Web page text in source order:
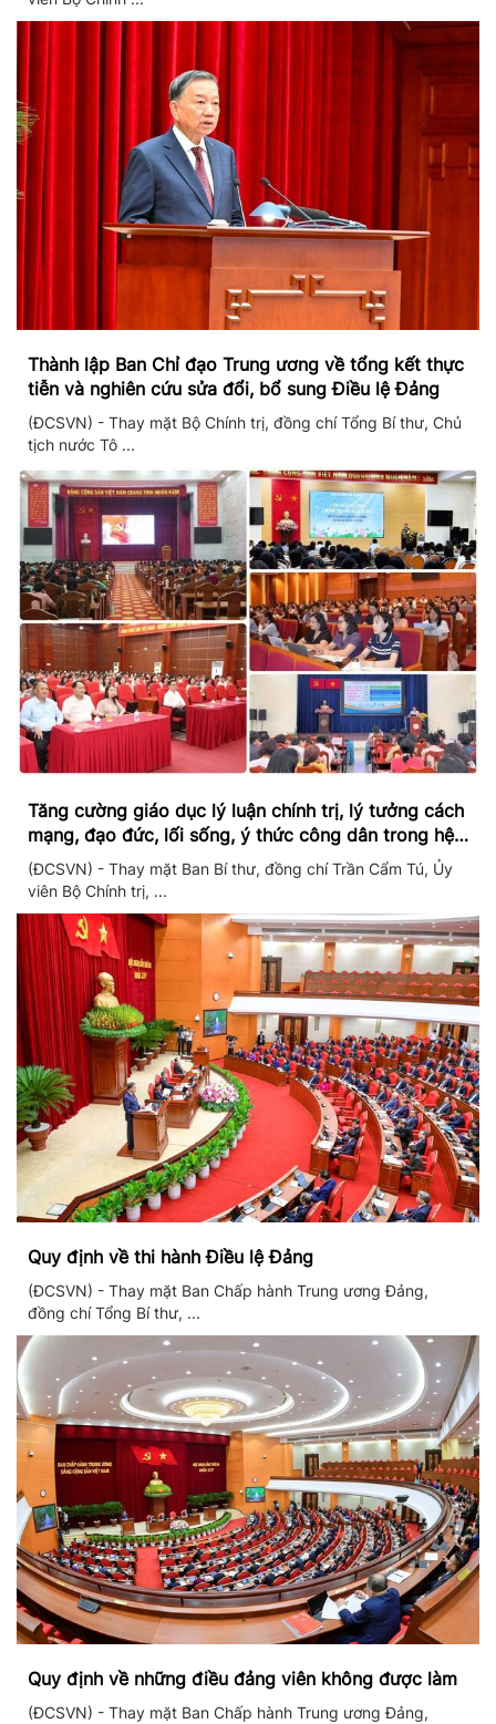
Thành lập Ban Chỉ đạo Trung ương về tổng kết thực
tiễn và nghiên cứu sửa đổi, bổ sung Điều lệ Đảng
(ĐCSVN) - Thay mặt Bộ Chính trị, đồng chí Tổng Bí thư, Chủ
tịch nước Tô ...
Tăng cường giáo dục lý luận chính trị, lý tưởng cách
mạng, đạo đức, lối sống, ý thức công dân trong hệ
thống giáo dục quốc dân
(ĐCSVN) - Thay mặt Ban Bí thư, đồng chí Trần Cẩm Tú, Ủy
viên Bộ Chính trị, ...
Quy định về thi hành Điều lệ Đảng
(ĐCSVN) - Thay mặt Ban Chấp hành Trung ương Đảng,
đồng chí Tổng Bí thư, ...
Quy định về những điều đảng viên không được làm
(ĐCSVN) - Thay mặt Ban Chấp hành Trung ương Đảng,